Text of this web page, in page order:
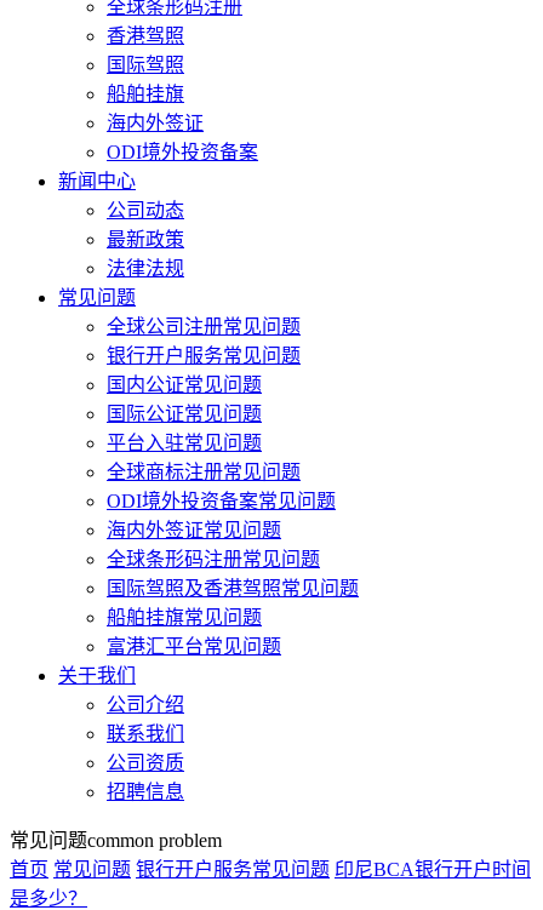
全球条形码注册
香港驾照
国际驾照
船舶挂旗
海内外签证
ODI境外投资备案
新闻中心
公司动态
最新政策
法律法规
常见问题
全球公司注册常见问题
银行开户服务常见问题
国内公证常见问题
国际公证常见问题
平台入驻常见问题
全球商标注册常见问题
ODI境外投资备案常见问题
海内外签证常见问题
全球条形码注册常见问题
国际驾照及香港驾照常见问题
船舶挂旗常见问题
富港汇平台常见问题
关于我们
公司介绍
联系我们
公司资质
招聘信息
常见问题common problem
首页 常见问题 银行开户服务常见问题 印尼BCA银行开户时间
是多少？